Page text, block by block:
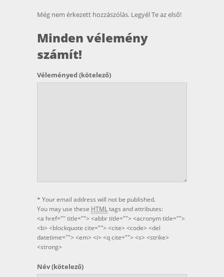
Még nem érkezett hozzászólás. Legyél Te az első!
Minden vélemény
számít!
Véleményed(kötelező)
* Your email address will not be published.
You may use these HTMLtags and attributes:
<a href="" title=""> <abbr title=""> <acronym title="">
<b> <blockquote cite=""> <cite> <code> <del
datetime=""> <em> <i> <q cite=""> <s> <strike>
<strong>
Név(kötelező)